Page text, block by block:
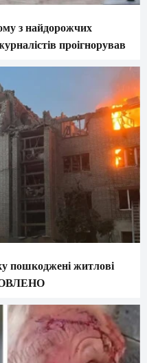
з найдорожчих
проігнорував
пошкоджені житлові